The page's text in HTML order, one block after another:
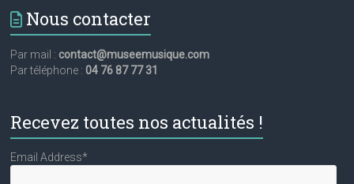
Nous contacter
Par mail :contact@museemusique.com
Par téléphone :04 76 87 77 31
Recevez toutes nos actualités !
Email Address*